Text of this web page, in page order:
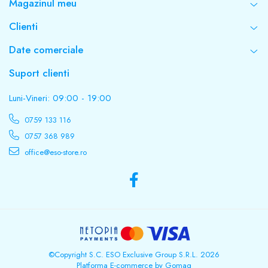
Tensiune de încărcare: 5V / 0.2A
Clienti
Date comerciale
Suport clienti
Luni-Vineri: 09:00 - 19:00
0759 133 116
0757 368 989
office@eso-store.ro
©Copyright S.C. ESO Exclusive Group S.R.L. 2026
Platforma E-commerce by Gomag